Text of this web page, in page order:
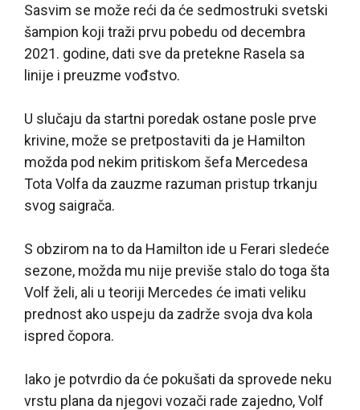
Sasvim se može reći da će sedmostruki svetski
šampion koji traži prvu pobedu od decembra
2021. godine, dati sve da pretekne Rasela sa
linije i preuzme vođstvo.
U slučaju da startni poredak ostane posle prve
krivine, može se pretpostaviti da je Hamilton
možda pod nekim pritiskom šefa Mercedesa
Tota Volfa da zauzme razuman pristup trkanju
svog saigrača.
S obzirom na to da Hamilton ide u Ferari sledeće
sezone, možda mu nije previše stalo do toga šta
Volf želi, ali u teoriji Mercedes će imati veliku
prednost ako uspeju da zadrže svoja dva kola
ispred čopora.
Iako je potvrdio da će pokušati da sprovede neku
vrstu plana da njegovi vozači rade zajedno, Volf